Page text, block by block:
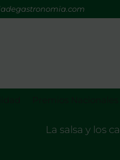
La salsa y los